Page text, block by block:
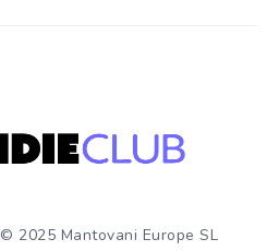
© 2025 Mantovani Europe SL